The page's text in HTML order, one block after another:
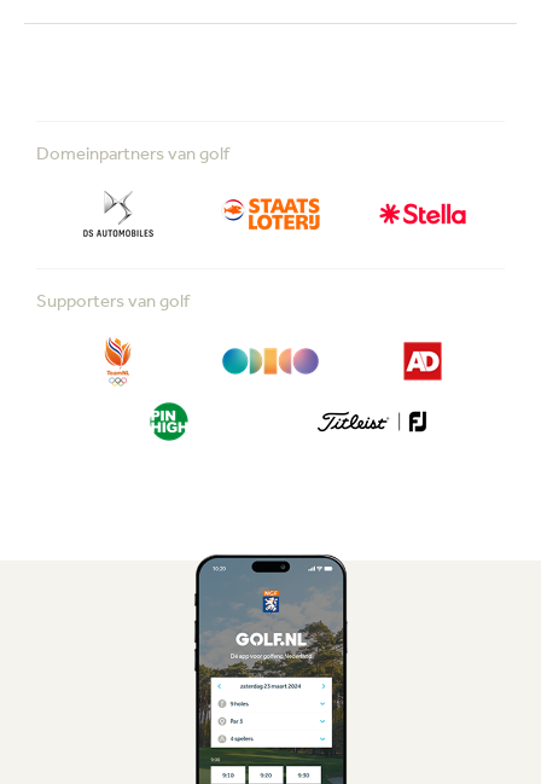
Domeinpartners van golf
Supporters van golf